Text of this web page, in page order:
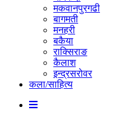
मकवानपुरगढी
बागमती
मनहरी
बकैया
राक्सिराङ
कैलाश
इन्द्रसरोवर
कला/साहित्य